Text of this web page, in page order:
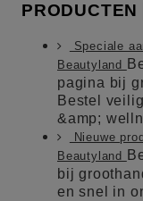
PRODUCTEN
Speciale
Beautyland
pagina bij
Bestel
&amp;
Nieuwe
Beautyland
bij
en snel in